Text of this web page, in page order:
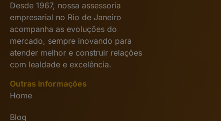
Desde 1967, nossa assessoria
empresarial no Rio de Janeiro
acompanha as evoluções do
mercado, sempre inovando para
atender melhor e construir relações
com lealdade e excelência.
Outras informações
Home
Blog